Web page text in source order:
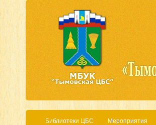
Библиотеки ЦБС Мероприятия